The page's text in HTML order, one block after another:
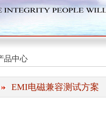
品中心
EMI电磁兼容测试方案